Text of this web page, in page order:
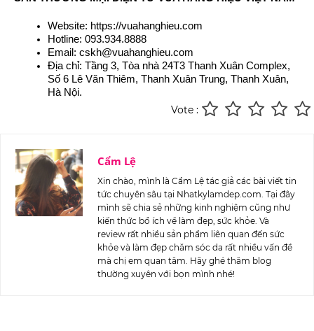
Website: https://vuahanghieu.com
Hotline: 093.934.8888
Email: cskh@vuahanghieu.com
Địa chỉ: Tầng 3, Tòa nhà 24T3 Thanh Xuân Complex,
Số 6 Lê Văn Thiêm, Thanh Xuân Trung, Thanh Xuân,
Hà Nội.
Vote :
Cẩm Lệ
Xin chào, mình là Cẩm Lệ tác giả các bài viết tin
tức chuyên sâu tại Nhatkylamdep.com. Tại đây
mình sẽ chia sẻ những kinh nghiệm cũng như
kiến thức bổ ích về làm đẹp, sức khỏe. Và
review rất nhiều sản phẩm liên quan đến sức
khỏe và làm đẹp chăm sóc da rất nhiều vấn đề
mà chị em quan tâm. Hãy ghé thăm blog
thường xuyên với bọn mình nhé!